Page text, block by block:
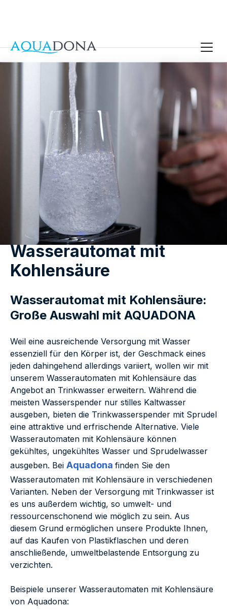
Wasserautomat mit
Kohlensäure
Wasserautomat mit Kohlensäure:
Große Auswahl mit AQUADONA
Weil eine ausreichende Versorgung mit Wasser
essenziell für den Körper ist, der Geschmack eines
jeden dahingehend allerdings variiert, wollen wir mit
unserem Wasserautomaten mit Kohlensäure das
Angebot an Trinkwasser erweitern. Während die
meisten Wasserspender nur stilles Kaltwasser
ausgeben, bieten die Trinkwasserspender mit Sprudel
eine attraktive und erfrischende Alternative. Viele
Wasserautomaten mit Kohlensäure können
gekühltes, ungekühltes Wasser und Sprudelwasser
ausgeben. Bei Aquadona finden Sie den
Wasserautomaten mit Kohlensäure in verschiedenen
Varianten. Neben der Versorgung mit Trinkwasser ist
es uns außerdem wichtig, so umwelt- und
ressourcenschonend wie möglich zu sein. Aus
diesem Grund ermöglichen unsere Produkte Ihnen,
auf das Kaufen von Plastikflaschen und deren
anschließende, umweltbelastende Entsorgung zu
verzichten.
Beispiele unserer Wasserautomaten mit Kohlensäure
von Aquadona: